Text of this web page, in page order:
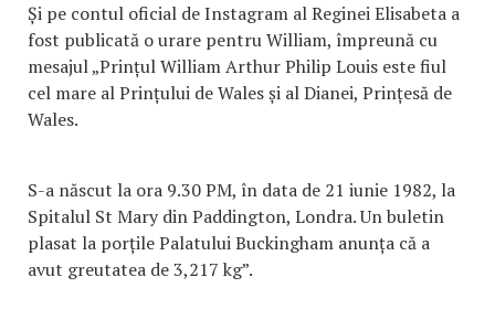
Și pe contul oficial de Instagram al Reginei Elisabeta a
fost publicată o urare pentru William, împreună cu
mesajul „Prințul William Arthur Philip Louis este fiul
cel mare al Prințului de Wales și al Dianei, Prințesă de
Wales.
S-a născut la ora 9.30 PM, în data de 21 iunie 1982, la
Spitalul St Mary din Paddington, Londra. Un buletin
plasat la porțile Palatului Buckingham anunța că a
avut greutatea de 3,217 kg”.